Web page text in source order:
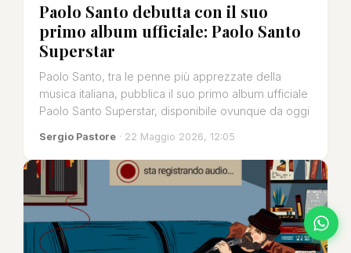
Paolo Santo debutta con il suo
primo album ufficiale: Paolo Santo
Superstar
Paolo Santo, tra le penne più apprezzate della
musica italiana, pubblica il suo primo album ufficiale
Paolo Santo Superstar, disponibile ovunque da oggi
Sergio Pastore · 22 Maggio 2026, 12:05